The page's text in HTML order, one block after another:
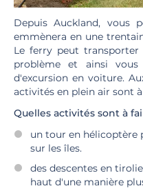
Depuis Auckland, vous
emmènera en une
Le ferry peut
problème et ainsi
d'excursion en voiture.
activités en plein air sont
Quelles activités sont à
un tour en hélicoptère
sur les îles.
des descentes en
haut d'une manière